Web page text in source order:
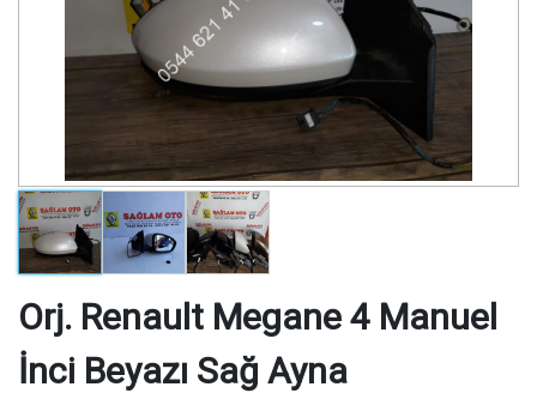
Orj. Renault Megane 4 Manuel
İnci Beyazı Sağ Ayna